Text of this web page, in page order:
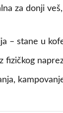
za donji
– stane u
fizičkog